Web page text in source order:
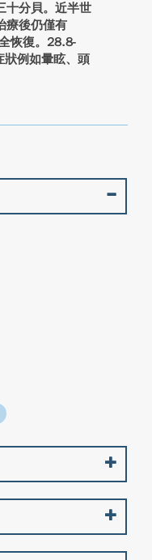
十分貝。近半世
療後仍僅有
恢復。28.8-
狀例如暈眩、頭